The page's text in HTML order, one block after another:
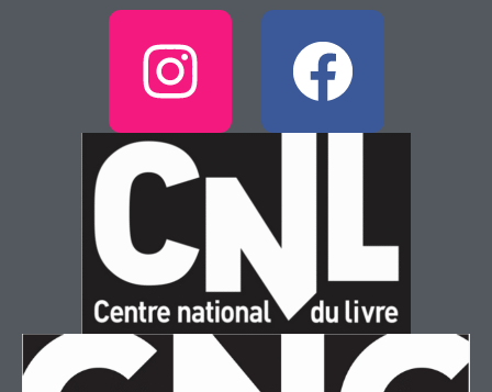
I
n
s
t
a
g
F
a
b
o